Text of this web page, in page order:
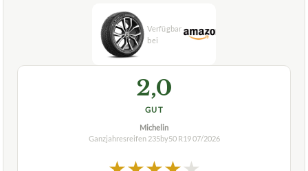
2,0
GUT
Michelin
Ganzjahresreifen 235by50 R1907/2026